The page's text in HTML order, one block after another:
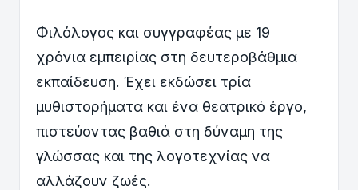
Φιλόλογος και συγγραφέας με 19
χρόνια εμπειρίας στη δευτεροβάθμια
εκπαίδευση. Έχει εκδώσει τρία
μυθιστορήματα και ένα θεατρικό έργο,
πιστεύοντας βαθιά στη δύναμη της
γλώσσας και της λογοτεχνίας να
αλλάζουν ζωές.